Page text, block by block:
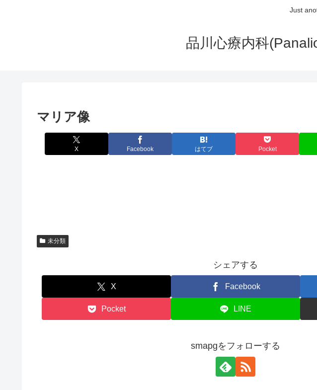
Just
品川心療内科
マリア像
X Facebook はてブ Pocket
未分類
シェアする
X Facebook
Pocket LINE
smapgをフォローする